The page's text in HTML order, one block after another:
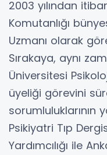
2003 yılından
Komutanlığı
Uzmanı olarak
Sırakaya, aynı
Üniversitesi
üyeliği görevini
sorumluluklarının
Psikiyatri Tıp
Yardımcılığı ile